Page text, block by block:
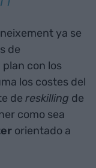
ya se
de
con los
los costes del
de reskilling de
como sea
orientado a